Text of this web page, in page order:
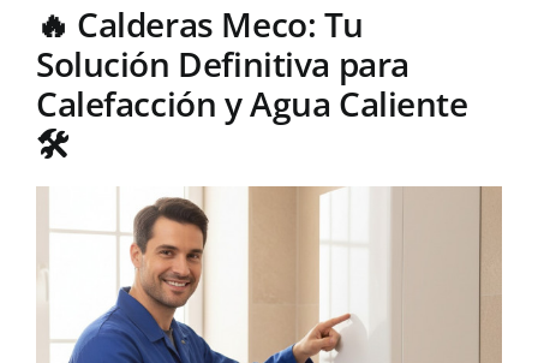
🔥 Calderas Meco: Tu
Solución Definitiva para
Calefacción y Agua Caliente
🛠️